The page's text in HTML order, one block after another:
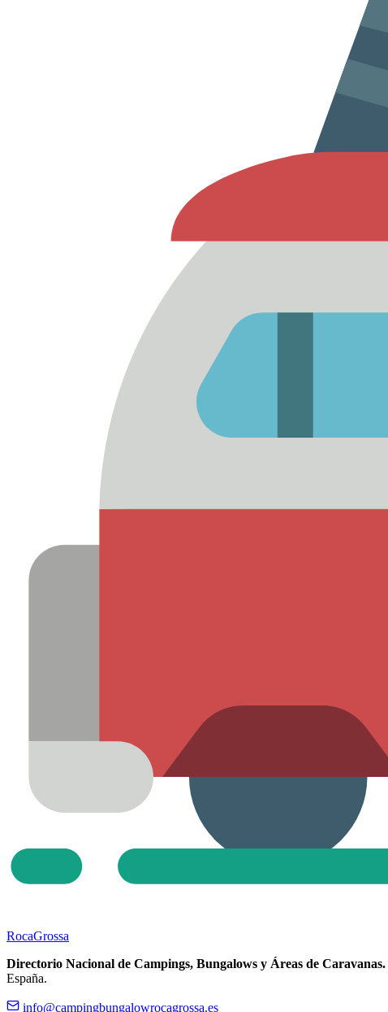
RocaGrossa
Directorio Nacional de Campings, Bungalows y Áreas de Caravanas.
España.
info@campingbungalowrocagrossa.es